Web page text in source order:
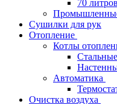
70 литров
Сушилки для рук
Отопление
Котлы
Автоматика
Очистка воздуха